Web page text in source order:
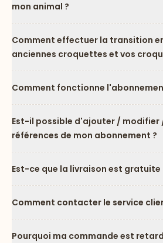
mon animal ?
Comment effectuer la transition
anciennes croquettes et vos
Comment fonctionne
Est-il possible d'ajouter / modifier
références de mon abonnement ?
Est-ce que la livraison est gratuite
Comment contacter le service
Pourquoi ma commande est